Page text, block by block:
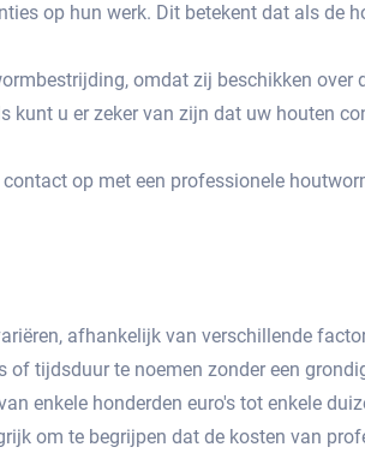
op hun werk.​ Dit betekent dat als de
omdat zij beschikken over
u er zeker van zijn dat uw houten
op met een professionele
afhankelijk van verschillende
tijdsduur te noemen zonder een
enkele honderden euro's tot enkele
om te begrijpen dat de kosten van